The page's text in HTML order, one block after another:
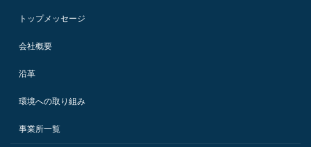
トップメッセージ
会社概要
沿革
環境への取り組み
事業所一覧